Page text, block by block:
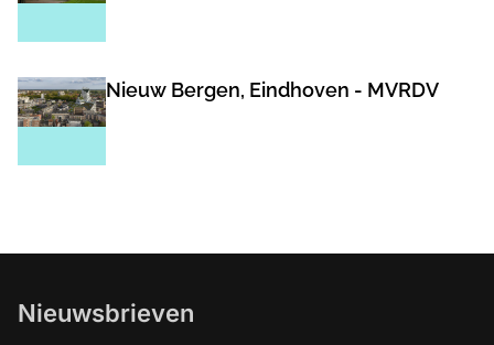
Nieuw Bergen, Eindhoven - MVRDV
Nieuwsbrieven